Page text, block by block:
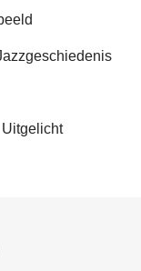
Uitgelicht